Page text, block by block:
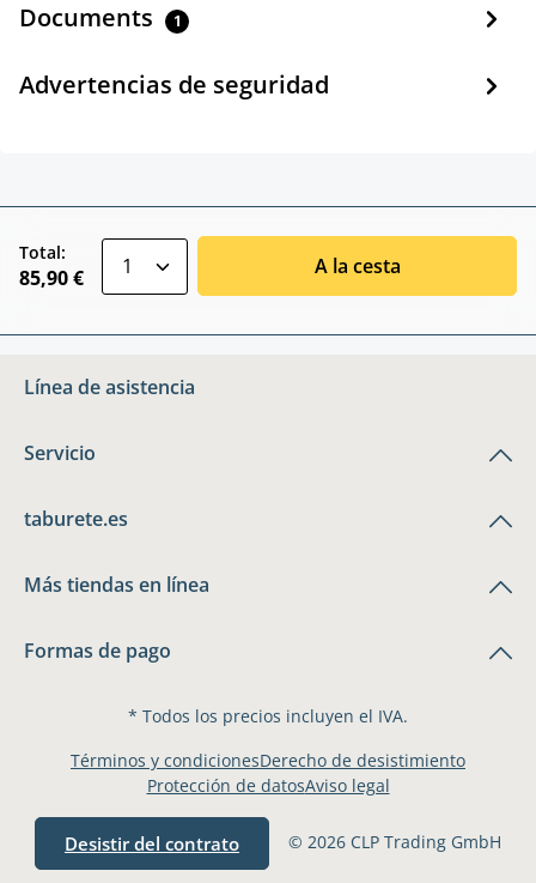
Documents 1
Advertencias de seguridad
Total:
85,90 € A la cesta
Línea de asistencia
Servicio
taburete.es
Más tiendas en línea
Formas de pago
* Todos los precios incluyen el IVA.
Desistir del contrato © 2026 CLP Trading GmbH
Términos y condicionesDerecho de desistimiento
Protección de datosAviso legal